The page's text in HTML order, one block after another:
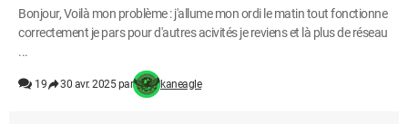
Bonjour, Voilà mon problème : j'allume mon ordi le matin tout fonctionne
correctement je pars pour d'autres acivités je reviens et là plus de réseau
...
19 30 avr. 2025 par kaneagle